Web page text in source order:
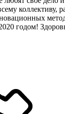
коллективу,
годом!